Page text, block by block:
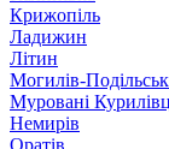
Крижопіль
Ладижин
Літин
Могилів-
Муровані
Немирів
Оратів